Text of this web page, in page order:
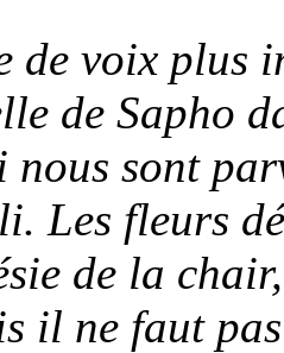
de voix plus
de Sapho
nous sont
Les fleurs
de la
il ne faut